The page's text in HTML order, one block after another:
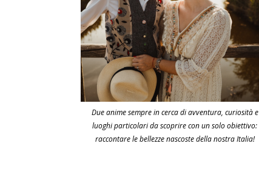
Due anime sempre in cerca di avventura, curiosità e
luoghi particolari da scoprire con un solo obiettivo:
raccontare le bellezze nascoste della nostra Italia!